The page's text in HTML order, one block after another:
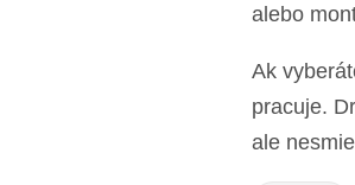
alebo
Ak
pracuje.
ale